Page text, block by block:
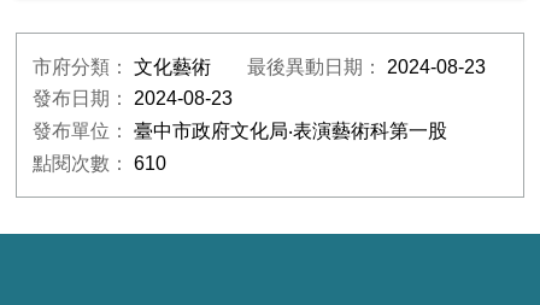
市府分類：文化藝術 最後異動日期： 2024-08-23
發布日期： 2024-08-23
發布單位：臺中市政府文化局‧表演藝術科第一股
點閱次數：610